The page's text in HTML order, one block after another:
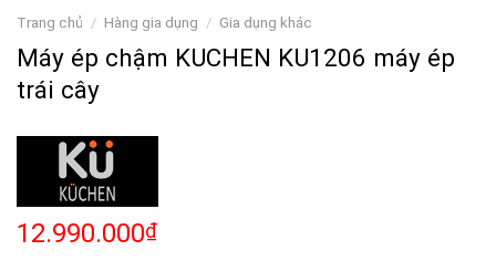
Trang chủ / Hàng gia dụng / Gia dụng khác
Máy ép chậm KUCHEN KU1206 máy ép
trái cây
12.990.000₫